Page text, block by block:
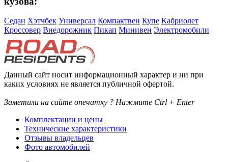
Седан Хэтчбек Универсал Компактвен Купе Кабриолет
Кроссовер Внедорожник Пикап Минивен Электромобили
Данный сайт носит информационный характер и ни при
каких условиях не является публичной офертой.
Заметили на сайте опечатку ? Нажмите Ctrl + Enter
Комплектации и цены
Технические характеристики
Отзывы владельцев
Фото автомобилей